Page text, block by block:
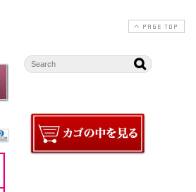
PAGE TOP